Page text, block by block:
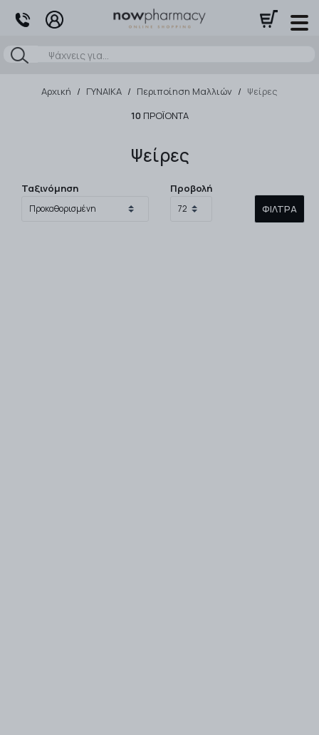
Αναζήτηση
Αρχική / ΓΥΝΑΙΚΑ / Περιποίηση Μαλλιών / Ψείρες
10 ΠΡΟΪΌΝΤΑ
Ψείρες
Ταξινόμηση
Προβολή
ΦΊΛΤΡΑ